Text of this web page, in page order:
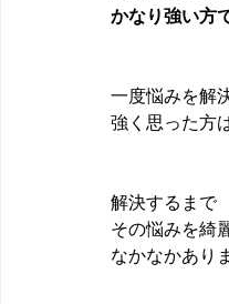
かなり強い方
一度悩みを解
強く思った方
解決するまで
その悩みを綺
なかなかあり